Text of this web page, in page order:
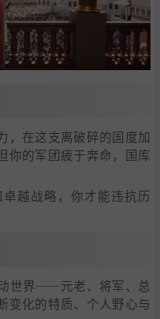
，在这支离破碎的国度加
你的军团疲于奔命，国库
越战略，你才能违抗历
世界——元老、将军、总
变化的特质、个人野心与